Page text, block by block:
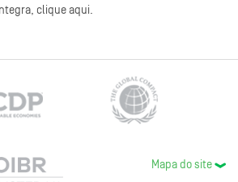
clique aqui.
Mapa do site